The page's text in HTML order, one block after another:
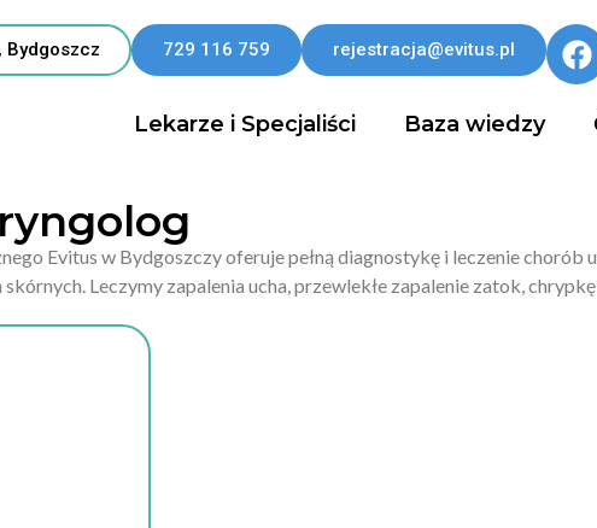
Bydgoszcz 729 116 759 rejestracja@evitus.pl
Lekarze i Specjaliści Baza wiedzy
Evitus w Bydgoszczy oferuje pełną diagnostykę i leczenie chorób
Leczymy zapalenia ucha, przewlekłe zapalenie zatok,